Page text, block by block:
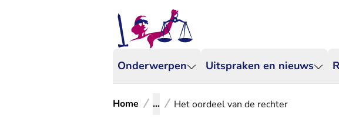
Onderwerpen Uitspraken en nieuws
Home ... Het oordeel van de rechter